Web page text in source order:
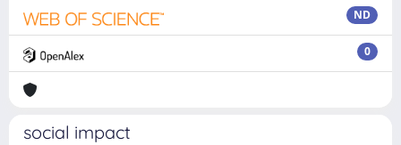
ND
0
social impact